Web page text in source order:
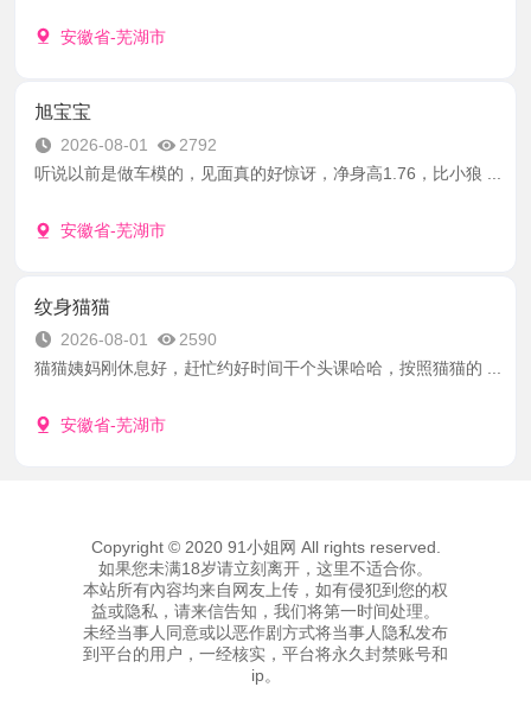
安徽省-芜湖市
旭宝宝
2026-08-01
2792
听说以前是做车模的，见面真的好惊讶，净身高1.76，比小狼 ...
安徽省-芜湖市
纹身猫猫
2026-08-01
2590
猫猫姨妈刚休息好，赶忙约好时间干个头课哈哈，按照猫猫的 ...
安徽省-芜湖市
Copyright © 2020 91小姐网 All rights reserved.
如果您未满18岁请立刻离开，这里不适合你。
本站所有內容均来自网友上传，如有侵犯到您的权
益或隐私，请来信告知，我们将第一时间处理。
未经当事人同意或以恶作剧方式将当事人隐私发布
到平台的用户，一经核实，平台将永久封禁账号和
ip。